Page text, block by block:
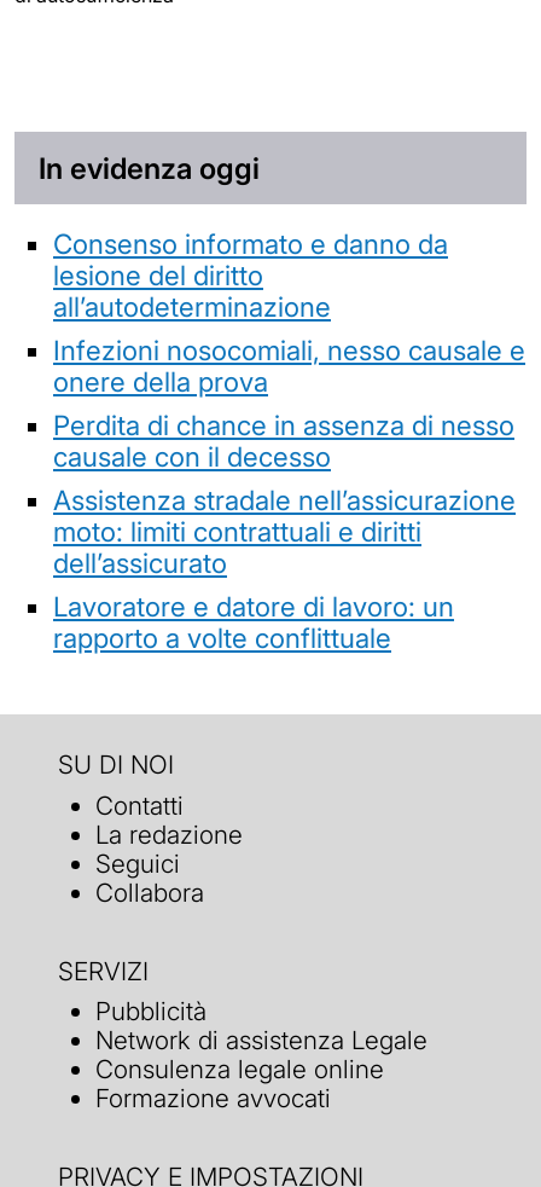
In evidenza oggi
Consenso informato e danno da
lesione del diritto
all’autodeterminazione
Infezioni nosocomiali, nesso causale e
onere della prova
Perdita di chance in assenza di nesso
causale con il decesso
Assistenza stradale nell’assicurazione
moto: limiti contrattuali e diritti
dell’assicurato
Lavoratore e datore di lavoro: un
rapporto a volte conflittuale
SU DI NOI
Contatti
La redazione
Seguici
Collabora
SERVIZI
Pubblicità
Network di assistenza Legale
Consulenza legale online
Formazione avvocati
PRIVACY E IMPOSTAZIONI